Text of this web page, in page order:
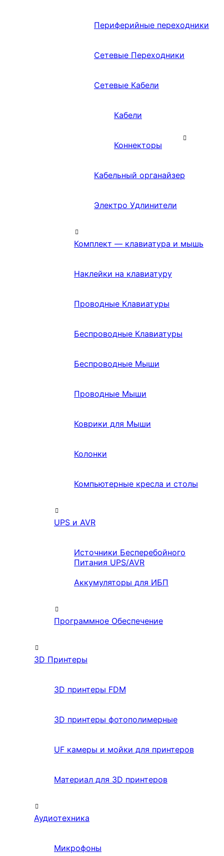
Периферийные переходники
Сетевые Переходники
Сетевые Кабели
Кабели
Коннекторы
Кабельный органайзер
Электро Удлинители
Комплект — клавиатура и мышь
Наклейки на клавиатуру
Проводные Клавиатуры
Беспроводные Клавиатуры
Беспроводные Мыши
Проводные Мыши
Коврики для Мыши
Колонки
Компьютерные кресла и столы
UPS и AVR
Источники Бесперебойного
Питания UPS/AVR
Аккумуляторы для ИБП
Программное Обеспечение
3D Принтеры
3D принтеры FDM
3D принтеры фотополимерные
UF камеры и мойки для принтеров
Материал для 3D принтеров
Аудиотехника
Микрофоны